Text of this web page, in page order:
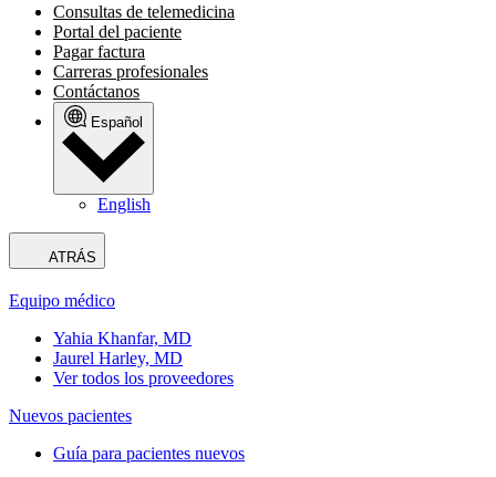
Consultas de telemedicina
Portal del paciente
Pagar factura
Carreras profesionales
Contáctanos
Español
English
ATRÁS
Equipo médico
Yahia Khanfar, MD
Jaurel Harley, MD
Ver todos los proveedores
Nuevos pacientes
Guía para pacientes nuevos